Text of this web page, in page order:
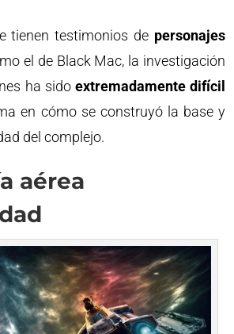
tienen testimonios de personajes
el de Black Mac, la investigación
ha sido extremadamente difícil
en cómo se construyó la base y
del complejo.
aérea